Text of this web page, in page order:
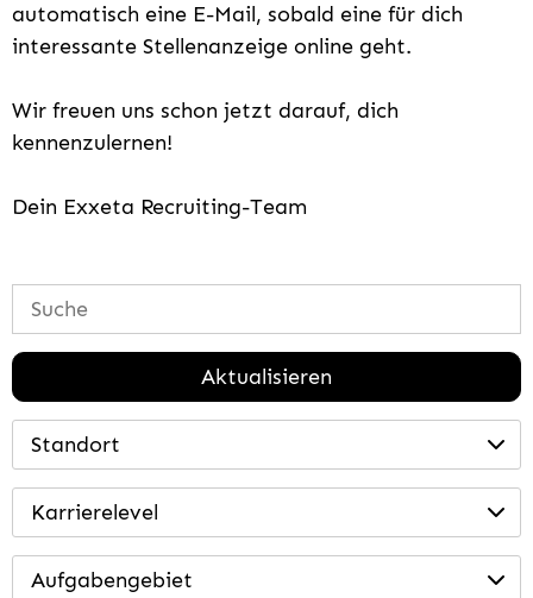
automatisch eine E-Mail, sobald eine für dich
interessante Stellenanzeige online geht.
Wir freuen uns schon jetzt darauf, dich
kennenzulernen!
Dein Exxeta Recruiting-Team
Aktualisieren
Standort
Karrierelevel
Aufgabengebiet